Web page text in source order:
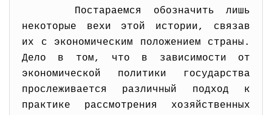
Постараемся обозначить лишь
некоторые вехи этой истории, связав
их с экономическим положением страны.
Дело в том, что в зависимости от
экономической политики государства
прослеживается различный подход к
практике рассмотрения хозяйственных